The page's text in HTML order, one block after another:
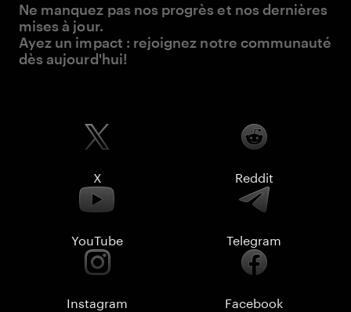
Ne manquez pas nos progrès et nos dernières
mises à jour.
Ayez un impact : rejoignez notre communauté
dès aujourd'hui!
X Reddit
YouTube Telegram
Instagram Facebook